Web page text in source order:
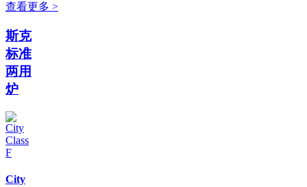
查看更多 >
斯克
标准
两用
炉
City